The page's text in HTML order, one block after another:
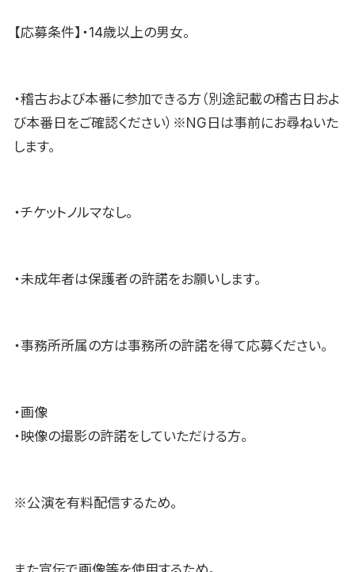
【応募条件】・14歳以上の男女。
・稽古および本番に参加できる方（別途記載の稽古日およ
び本番日をご確認ください）※NG日は事前にお尋ねいた
します。
・チケットノルマなし。
・未成年者は保護者の許諾をお願いします。
・事務所所属の方は事務所の許諾を得て応募ください。
・画像
・映像の撮影の許諾をしていただける方。
※公演を有料配信するため。